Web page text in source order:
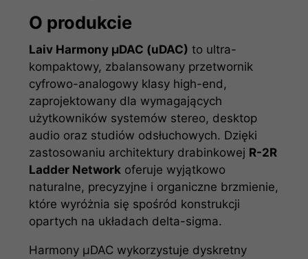
O produkcie
Laiv Harmony µDAC (uDAC) to ultra-
kompaktowy, zbalansowany przetwornik
cyfrowo-analogowy klasy high-end,
zaprojektowany dla wymagających
użytkowników systemów stereo, desktop
audio oraz studiów odsłuchowych. Dzięki
zastosowaniu architektury drabinkowej R-2R
Ladder Network oferuje wyjątkowo
naturalne, precyzyjne i organiczne brzmienie,
które wyróżnia się spośród konstrukcji
opartych na układach delta-sigma.
Harmony µDAC wykorzystuje dyskretny